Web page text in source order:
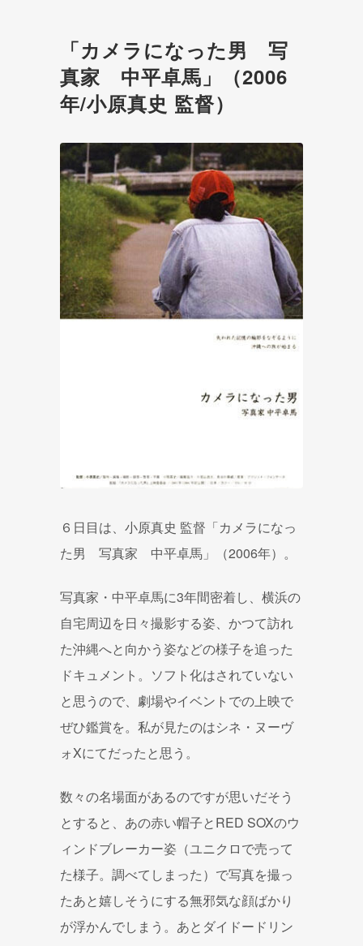
「カメラになった男 写
真家 中平卓馬」（2006
年/小原真史 監督）
６日目は、小原真史 監督「カメラになっ
た男 写真家 中平卓馬」（2006年）。
写真家・中平卓馬に3年間密着し、横浜の
自宅周辺を日々撮影する姿、かつて訪れ
た沖縄へと向かう姿などの様子を追った
ドキュメント。ソフト化はされていない
と思うので、劇場やイベントでの上映で
ぜひ鑑賞を。私が見たのはシネ・ヌーヴ
ォXにてだったと思う。
数々の名場面があるのですが思いだそう
とすると、あの赤い帽子とRED SOXのウ
ィンドブレーカー姿（ユニクロで売って
た様子。調べてしまった）で写真を撮っ
たあと嬉しそうにする無邪気な顔ばかり
が浮かんでしまう。あとダイドードリン